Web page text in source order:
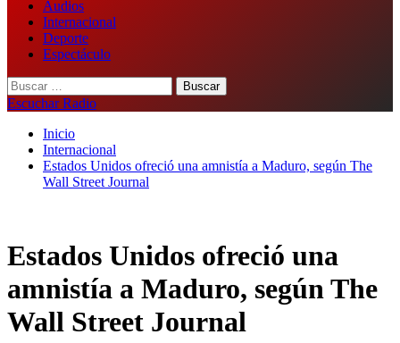
Audios
Internacional
Deporte
Espectáculo
Buscar:
Escuchar Radio
Inicio
Internacional
Estados Unidos ofreció una amnistía a Maduro, según The
Wall Street Journal
Estados Unidos ofreció una
amnistía a Maduro, según The
Wall Street Journal